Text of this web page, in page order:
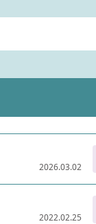
2026.03.02
2022.02.25